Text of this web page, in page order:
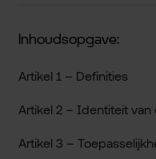
Inhoudsopgave:
Artikel 1 – Definities
Artikel 2 – Identiteit
Artikel 3 –